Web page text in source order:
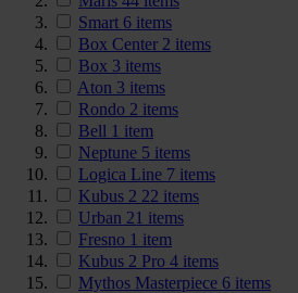
Smart 6 items
Box Center 2 items
Box 3 items
Aton 3 items
Rondo 2 items
Bell 1 item
Neptune 5 items
Logica Line 7 items
Kubus 2 22 items
Urban 21 items
Fresno 1 item
Kubus 2 Pro 4 items
Mythos Masterpiece 6 items